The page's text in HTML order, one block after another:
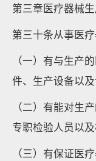
第三章医疗器械
第三十条从事医
（一）有与生产
件、生产设备以及
（二）有能对生
专职检验人员以及
（三）有保证医